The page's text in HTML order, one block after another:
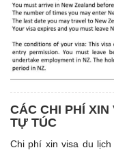
CÁC CHI PHÍ
TỰ TÚC
Chi phí xin visa du